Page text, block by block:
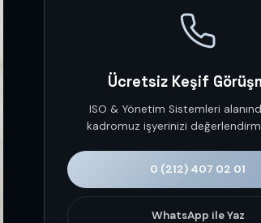
Ücretsiz Keşif
ISO & Yönetim Sistemleri
kadromuz işyerinizi
0 (212) 407 02 01
WhatsApp ile Yaz